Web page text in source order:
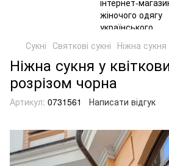
Сукні Святкові сукні Ніжна
Ніжна сукня у
розрізом чорна
Артикул: 0731561 Написати відгук